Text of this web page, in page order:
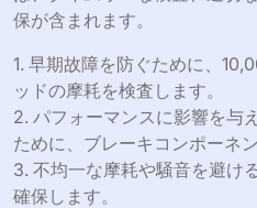
保が含まれます。
1. 早期故障を防ぐために、
ッドの摩耗を検査します。
2. パフォーマンスに影響を与
ために、ブレーキコンポーネ
3. 不均一な摩耗や騒音を避け
確保します。